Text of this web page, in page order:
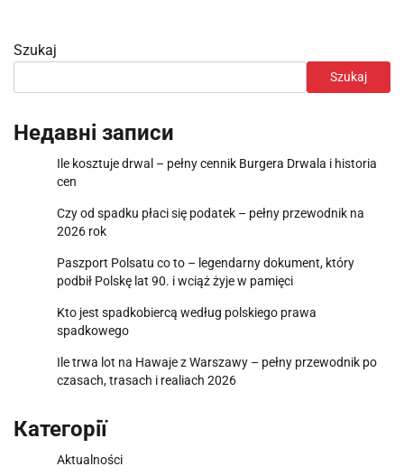
Szukaj
Szukaj
Недавні записи
Ile kosztuje drwal – pełny cennik Burgera Drwala i historia
cen
Czy od spadku płaci się podatek – pełny przewodnik na
2026 rok
Paszport Polsatu co to – legendarny dokument, który
podbił Polskę lat 90. i wciąż żyje w pamięci
Kto jest spadkobiercą według polskiego prawa
spadkowego
Ile trwa lot na Hawaje z Warszawy – pełny przewodnik po
czasach, trasach i realiach 2026
Категорії
Aktualności